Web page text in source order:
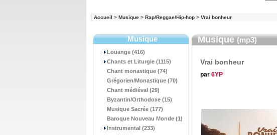
Accueil > Musique > Rap/Reggae/Hip-hop > Vrai bonheur
Musique
Louange (416)
Chants et Liturgie (1115)
Chant monastique (74)
Grégorien/Monastique (70)
Chant médiéval (29)
Byzantin/Orthodoxe (15)
Musique Sacrée (177)
Baroque Nouveau Monde (1)
Instrumental (233)
Musique(mp3)
Vrai bonheur
par 6YP